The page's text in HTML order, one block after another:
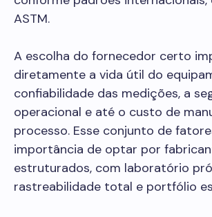
ASTM.
A escolha do fornecedor certo
diretamente a vida útil do
confiabilidade das medições, a
operacional e até o custo de
processo. Esse conjunto de
importância de optar por
estruturados, com laboratório
rastreabilidade total e portfólio